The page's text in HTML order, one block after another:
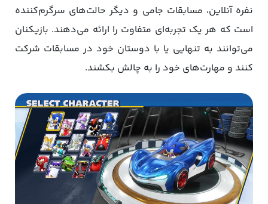
نفره آنلاین، مسابقات جامی و دیگر حالت‌های سرگرم‌کننده
است که هر یک تجربه‌ای متفاوت را ارائه می‌دهند. بازیکنان
می‌توانند به تنهایی یا با دوستان خود در مسابقات شرکت
کنند و مهارت‌های خود را به چالش بکشند.